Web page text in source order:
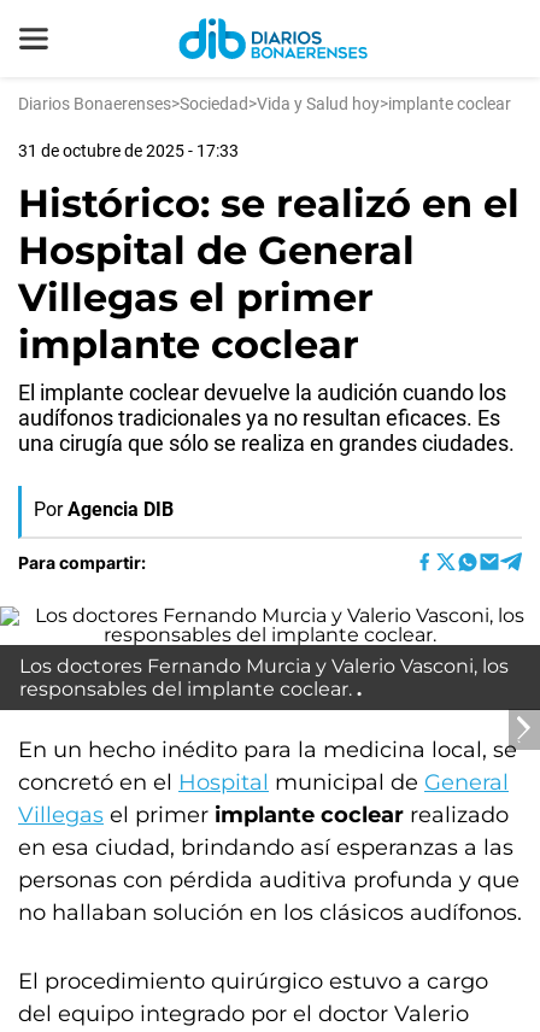
Diarios Bonaerenses>Sociedad>Vida y Salud hoy>implante coclear
31 de octubre de 2025 - 17:33
Histórico: se realizó en el
Hospital de General
Villegas el primer
implante coclear
El implante coclear devuelve la audición cuando los
audífonos tradicionales ya no resultan eficaces. Es
una cirugía que sólo se realiza en grandes ciudades.
Por Agencia DIB
Para compartir:
Los doctores Fernando Murcia y Valerio Vasconi, los
responsables del implante coclear.
En un hecho inédito para la medicina local, se
concretó en el Hospital municipal de General
Villegas el primer implante coclear realizado
en esa ciudad, brindando así esperanzas a las
personas con pérdida auditiva profunda y que
no hallaban solución en los clásicos audífonos.
El procedimiento quirúrgico estuvo a cargo
del equipo integrado por el doctor Valerio